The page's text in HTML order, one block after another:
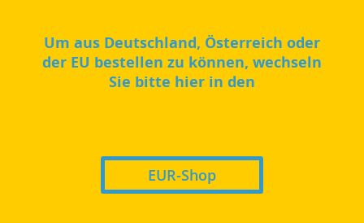
Um aus Deutschland, Österreich oder
der EU bestellen zu können, wechseln
Sie bitte hier in den
EUR-Shop